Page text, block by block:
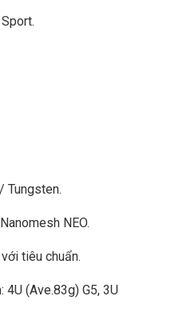
Tungsten.
NEO.
tiêu chuẩn.
(Ave.83g) G5, 3U